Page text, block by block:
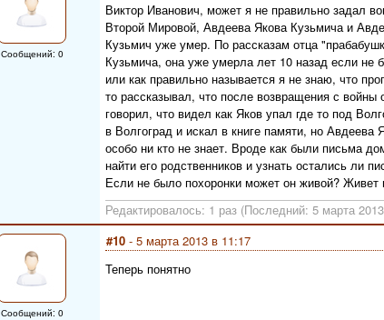
Сообщений: 0
Виктор Иванович, может я не правильно задал
Второй Мировой, Авдеева Якова Кузьмича и
Кузьмич уже умер. По рассказам отца
Кузьмича, она уже умерла лет 10 назад если
или как правильно называется я не знаю, что
то рассказывал, что после возвращения с
говорил, что видел как Яков упал где то под
в Волгоград и искал в книге памяти, но
особо ни кто не знает. Вроде как были письма
найти его родственников и узнать остались ли
Если не было похоронки может он живой? Живет
Редактировалось: 1 раз (Последний: 5 марта
Сообщений: 0
#10 - 5 марта 2013 в 11:17
Теперь понятно